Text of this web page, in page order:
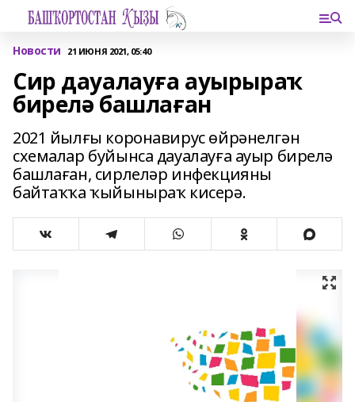
Новости 21 ИЮНЯ 2021, 05:40
Сир дауалауға ауырыраҡ
бирелә башлаған
2021 йылғы коронавирус өйрәнелгән
схемалар буйынса дауалауға ауыр бирелә
башлаған, сирлеләр инфекцияны
байтаҡҡа ҡыйыныраҡ кисерә.